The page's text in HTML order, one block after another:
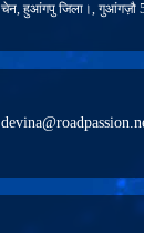
चेन, हुआंगपु जिला।, गुआंगज़ौ